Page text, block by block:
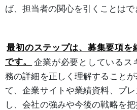
ば、担当者の関心を引くことはで
最初のステップは、募集要項を
です。
企業が必要としているス
務の詳細を正しく理解すること
て、企業サイトや業績資料、プ
し、会社の強みや今後の戦略を